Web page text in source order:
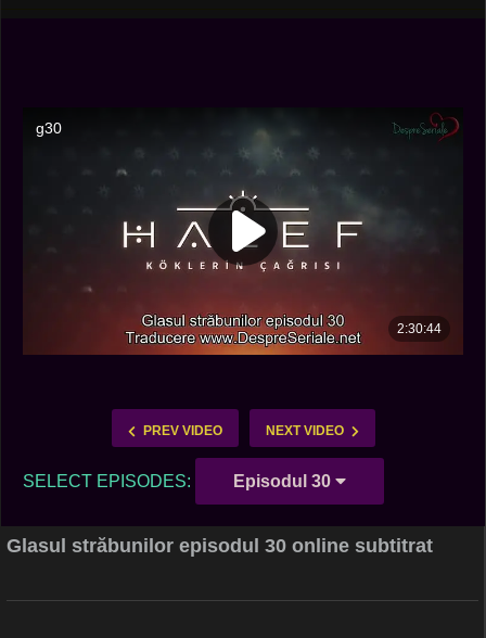
PREV VIDEO NEXT VIDEO
SELECT EPISODES: Episodul 30
Glasul străbunilor episodul 30 online subtitrat